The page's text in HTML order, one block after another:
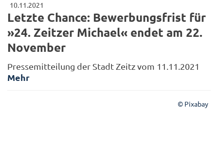
10.11.2021
Letzte Chance: Bewerbungsfrist für
»24. Zeitzer Michael« endet am 22.
November
Pressemitteilung der Stadt Zeitz vom 11.11.2021
Mehr
© Pixabay